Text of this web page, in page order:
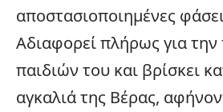
αποστασιοποιημένες
Αδιαφορεί πλήρως για
παιδιών του και βρίσκει
αγκαλιά της Βέρας,